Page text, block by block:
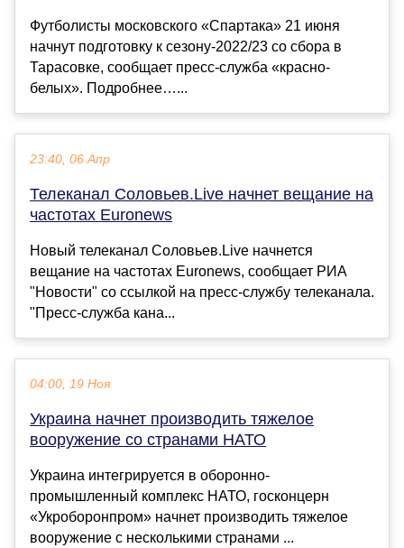
Футболисты московского «Спартака» 21 июня
начнут подготовку к сезону-2022/23 со сбора в
Тарасовке, сообщает пресс-служба «красно-
белых». Подробнее…...
23:40, 06 Апр
Телеканал Соловьев.Live начнет вещание на
частотах Euronews
Новый телеканал Соловьев.Live начнется
вещание на частотах Euronews, сообщает РИА
"Новости" со ссылкой на пресс-службу телеканала.
"Пресс-служба кана...
04:00, 19 Ноя
Украина начнет производить тяжелое
вооружение со странами НАТО
Украина интегрируется в оборонно-
промышленный комплекс НАТО, госконцерн
«Укроборонпром» начнет производить тяжелое
вооружение с несколькими странами ...